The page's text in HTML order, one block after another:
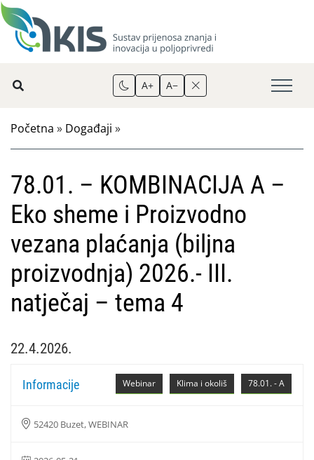
A+ A−
Početna » Događaji »
78.01. – KOMBINACIJA A –
Eko sheme i Proizvodno
vezana plaćanja (biljna
proizvodnja) 2026.- III.
natječaj – tema 4
22.4.2026.
78.01. - A
Klima i okoliš
Webinar
Informacije
52420 Buzet, WEBINAR